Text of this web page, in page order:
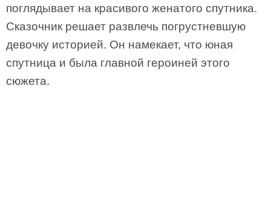
поглядывает на красивого женатого спутника.
Сказочник решает развлечь погрустневшую
девочку историей‎. Он намекает, что юная
спутница и была главной героиней этого
сюжета.